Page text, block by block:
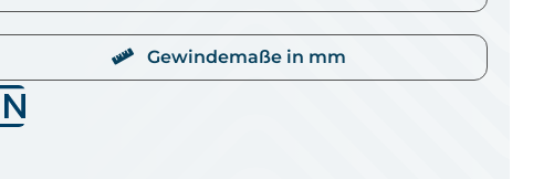
Gewindemaße in mm